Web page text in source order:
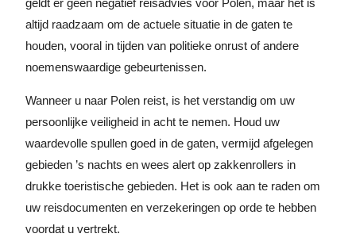
geldt er geen negatief reisadvies voor Polen, maar het is
altijd raadzaam om de actuele situatie in de gaten te
houden, vooral in tijden van politieke onrust of andere
noemenswaardige gebeurtenissen.
Wanneer u naar Polen reist, is het verstandig om uw
persoonlijke veiligheid in acht te nemen. Houd uw
waardevolle spullen goed in de gaten, vermijd afgelegen
gebieden ’s nachts en wees alert op zakkenrollers in
drukke toeristische gebieden. Het is ook aan te raden om
uw reisdocumenten en verzekeringen op orde te hebben
voordat u vertrekt.